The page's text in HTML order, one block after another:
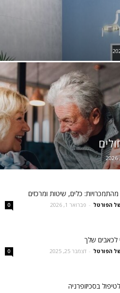
כלים, שיטות ומרכזים
הפורטל - פברואר 1, 2026 0
לכאבים שלך
הפורטל - דצמבר 25, 2025 0
בסכיזופרניה